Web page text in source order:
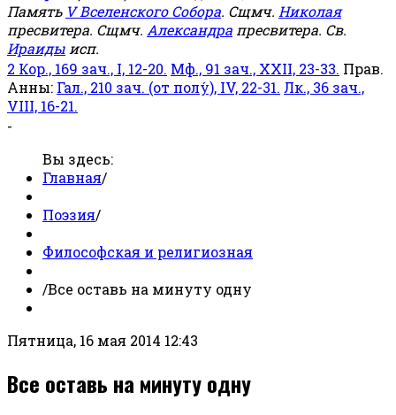
Память V Вселенского Собора. Сщмч. Николая
пресвитера. Сщмч. Александра пресвитера. Св.
Ираиды исп.
2 Кор., 169 зач., I, 12-20. Мф., 91 зач., XXII, 23-33. Прав.
Анны: Гал., 210 зач. (от полу́), IV, 22-31. Лк., 36 зач.,
VIII, 16-21.
-
Вы здесь:
Главная/
Поэзия/
Философская и религиозная
/Все оставь на минуту одну
Пятница, 16 мая 2014 12:43
Все оставь на минуту одну